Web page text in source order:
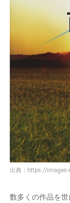
出典： https://
数多くの作品を